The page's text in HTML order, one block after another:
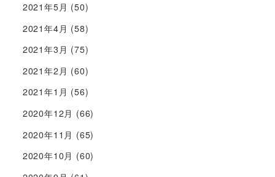
2021年5月 (50)
2021年4月 (58)
2021年3月 (75)
2021年2月 (60)
2021年1月 (56)
2020年12月 (66)
2020年11月 (65)
2020年10月 (60)